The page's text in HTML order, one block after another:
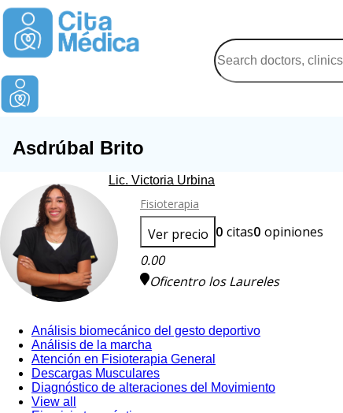
Asdrúbal Brito
Lic. Victoria Urbina
Fisioterapia
Ver precio 0 citas0 opiniones
0.00
Oficentro los Laureles
Análisis biomecánico del gesto deportivo
Análisis de la marcha
Atención en Fisioterapia General
Descargas Musculares
Diagnóstico de alteraciones del Movimiento
View all